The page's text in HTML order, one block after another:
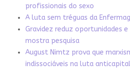
profissionais do sexo
A luta sem tréguas da
Gravidez reduz oportunidades
mostra pesquisa
August Nimtz prova que
indissociáveis na luta